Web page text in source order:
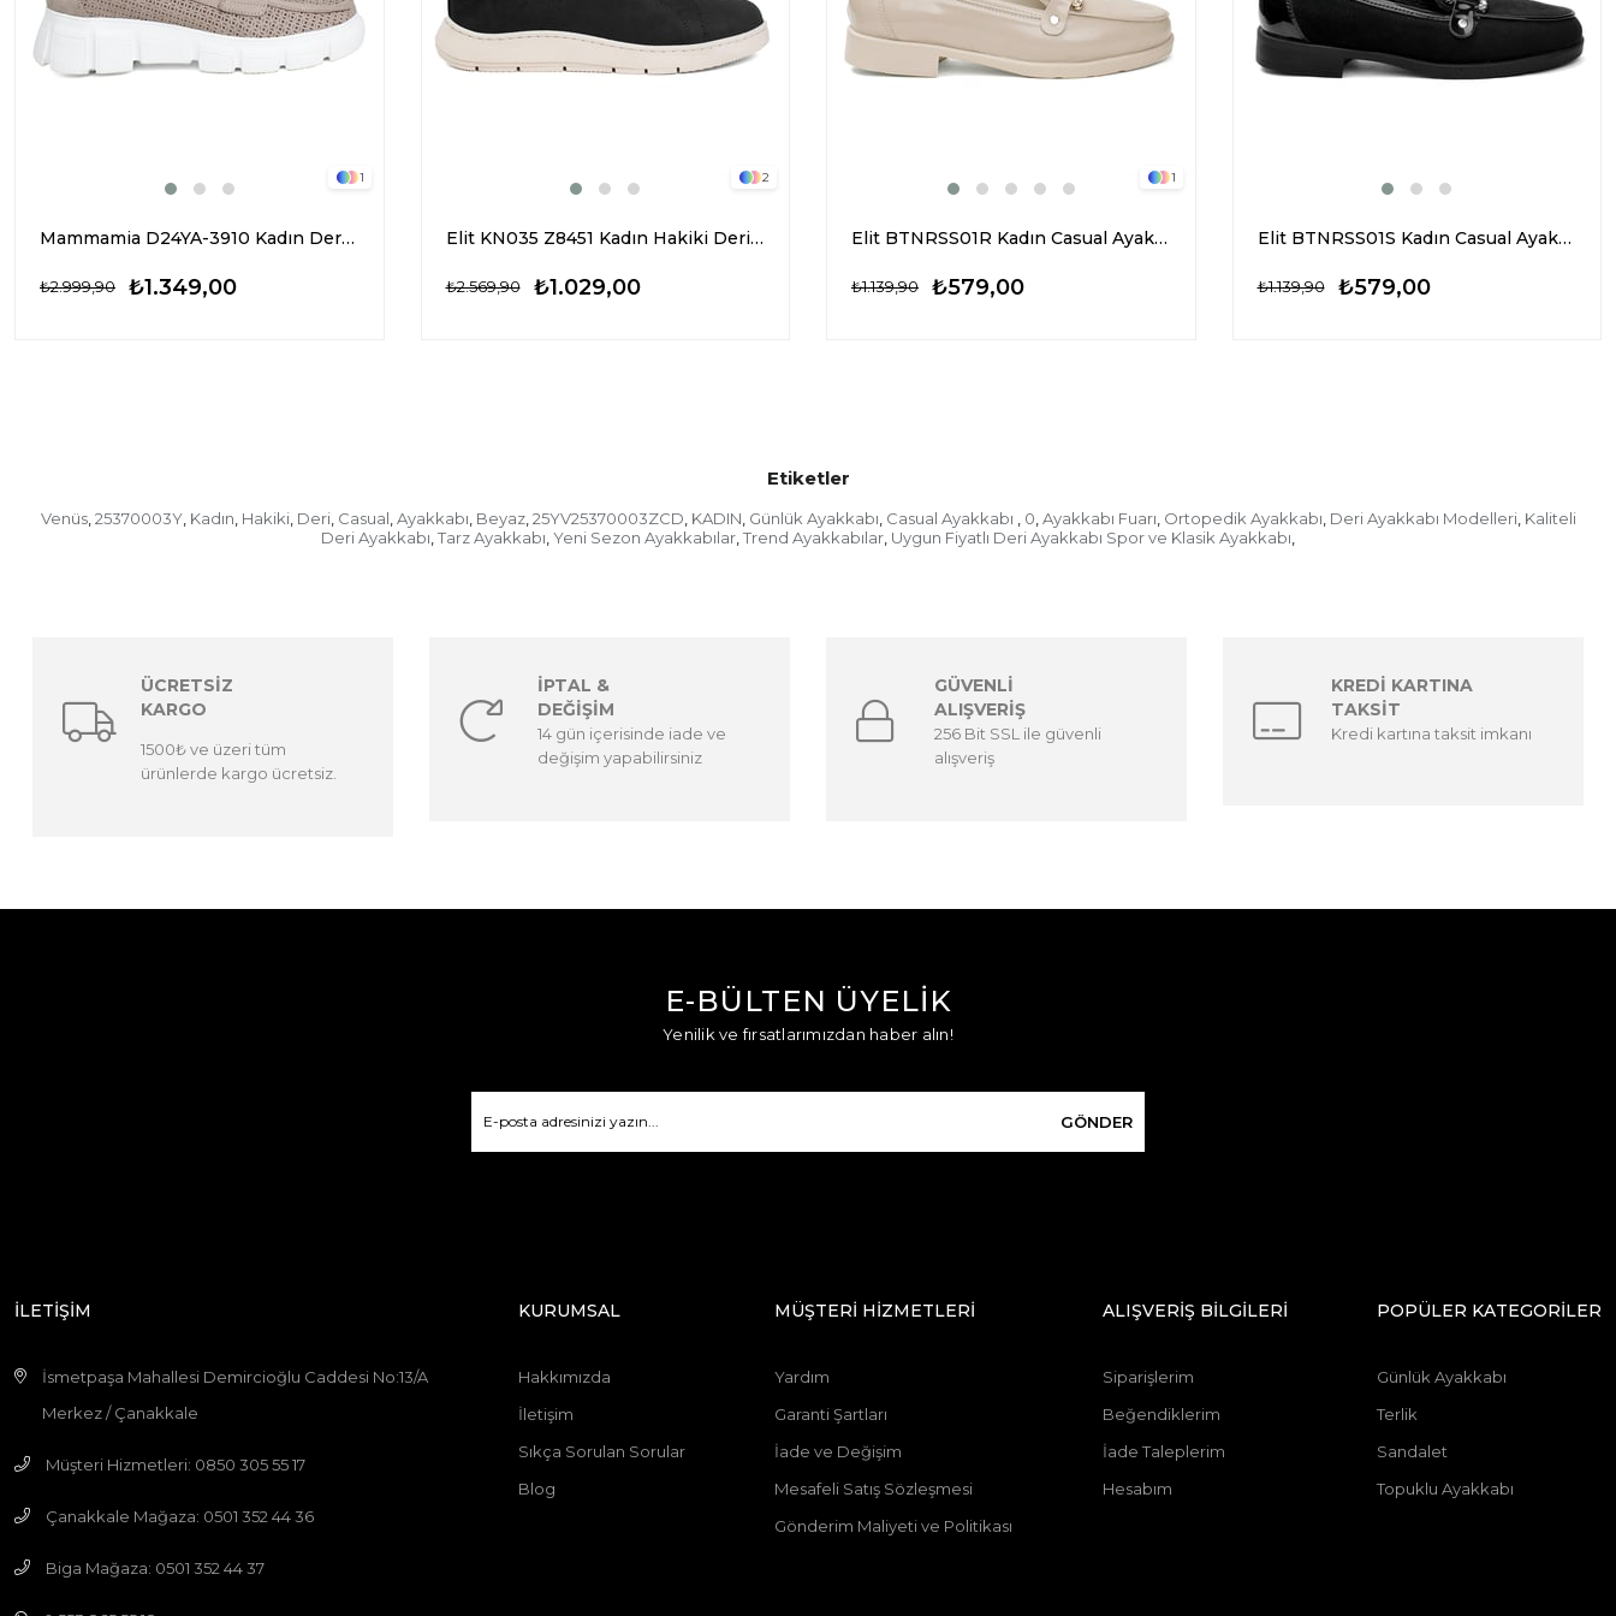
1
Mammamia D24YA-3910 Kadın Deri Casual Ayakkabı Gri
₺1.349,00
₺2.999,90
2
Elit KN035 Z8451 Kadın Hakiki Deri Casual Ayakkabı Siyah
₺1.029,00
₺2.569,90
1
Elit BTNRSS01R Kadın Casual Ayakkabı Bej
₺579,00
₺1.139,90
Elit BTNRSS01S Kadın Casual Ayakkabı Siyah
₺579,00
₺1.139,90
Etiketler
Venüs, 25370003Y, Kadın Hakiki, Deri, Casual Ayakkabı Beyaz, 25YV25370003ZCD KADIN Günlük Ayakkabı Casual Ayakkabı 0 Ayakkabı Fuarı Ortopedik Ayakkabı Deri Ayakkabı Modelleri, Kaliteli
Deri Ayakkabı Tarz Ayakkabı Yeni Sezon Ayakkabılar Trend Ayakkabılar Uygun Fiyatlı Deri Ayakkabı Spor ve Klasik Ayakkabı
ÜCRETSİZ
KARGO
1500₺ ve üzeri tüm
ürünlerde kargo ücretsiz.
İPTAL &
DEĞİŞİM
14 gün içerisinde iade ve
değişim yapabilirsiniz
GÜVENLİ
ALIŞVERİŞ
256 Bit SSL ile güvenli
alışveriş
KREDİ KARTINA
TAKSİT
Kredi kartına taksit imkanı
E-BÜLTEN ÜYELİK
Yenilik ve fırsatlarımızdan haber alın!
GÖNDER
İLETİŞİM
İsmetpaşa Mahallesi Demircioğlu Caddesi No:13/A
Merkez / Çanakkale
Müşteri Hizmetleri: 0850 305 55 17
Çanakkale Mağaza: 0501 352 44 36
Biga Mağaza: 0501 352 44 37
KURUMSAL
Hakkımızda
İletişim
Sıkça Sorulan Sorular
Blog
MÜŞTERİ HİZMETLERİ
Yardım
Garanti Şartları
İade ve Değişim
Mesafeli Satış Sözleşmesi
Gönderim Maliyeti ve Politikası
ALIŞVERİŞ BİLGİLERİ
Siparişlerim
Beğendiklerim
İade Taleplerim
Hesabım
POPÜLER KATEGORİLER
Günlük Ayakkabı
Terlik
Sandalet
Topuklu Ayakkabı